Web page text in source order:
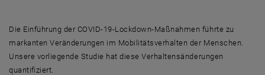
Die Einführung der COVID-19-Lockdown-Maßnahmen führte zu
markanten Veränderungen im Mobilitätsverhalten der Menschen.
Unsere vorliegende Studie hat diese Verhaltensänderungen
quantifiziert.